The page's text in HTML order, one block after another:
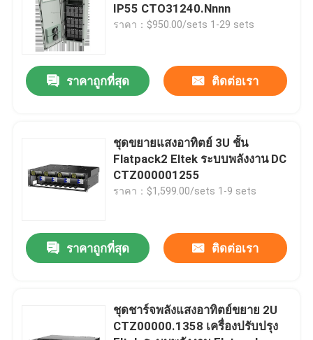
IP55 CTO31240.Nnnn
ราคา：$950.00/sets 1-29 sets
ราคาถูกที่สุด ติดต่อเรา
ชุดขยายแสงอาทิตย์ 3U ชั้น
Flatpack2 Eltek ระบบพลังงาน DC
CTZ000001255
ราคา：$1,599.00/sets 1-9 sets
ราคาถูกที่สุด ติดต่อเรา
ชุดชาร์จพลังแสงอาทิตย์ขยาย 2U
CTZ00000.1358 เครื่องปรับปรุง